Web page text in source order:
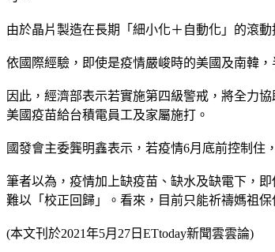
由於晶片製造在長期「細小化＋自動化」的滾
依國際經驗，即使是疫情嚴峻時的美國及南韓
因此，經濟部表示若實施第四級警戒，將全力
美國疫苗給台積電員工及家屬施打。
國發會主委龔明鑫表示，若疫情6月底前控制住
筆者以為，疫情加上缺疫苗、缺水及缺電下，
難以「校正回歸」。看來，目前只能祈禱媽祖
(本文刊於2021年5月27日ETtoday新聞雲雲論)